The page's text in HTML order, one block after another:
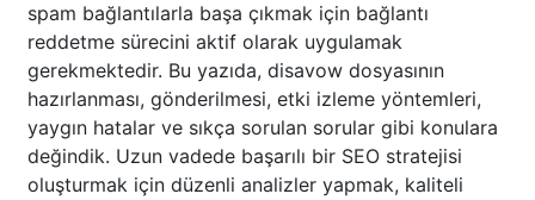
spam bağlantılarla başa çıkmak için bağlantı
reddetme sürecini aktif olarak uygulamak
gerekmektedir. Bu yazıda, disavow dosyasının
hazırlanması, gönderilmesi, etki izleme yöntemleri,
yaygın hatalar ve sıkça sorulan sorular gibi konulara
değindik. Uzun vadede başarılı bir SEO stratejisi
oluşturmak için düzenli analizler yapmak, kaliteli